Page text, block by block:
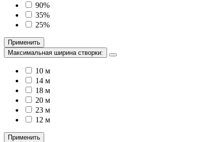
90%
35%
25%
Применить
Максимальная ширина створки:
10 м
14 м
18 м
20 м
23 м
12 м
Применить